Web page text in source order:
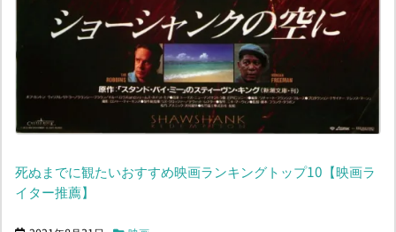
死ぬまでに観たいおすすめ映画ランキングトップ10【映画ラ
イター推薦】